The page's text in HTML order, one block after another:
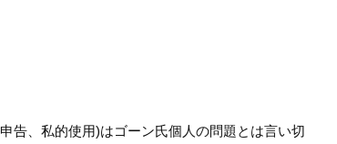
告、私的使用)はゴーン氏個人の問題とは言い切